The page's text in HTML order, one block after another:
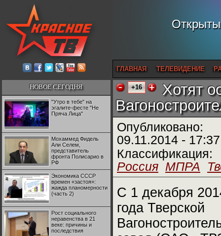
ГЛАВНАЯ ТЕЛЕВИДЕНИЕ
НОВОЕ СЕГОДНЯ
"Утро в тебе" на
эгалите-фесте "Не
Пряча Лица"
Мохаммед Фидель
Али Селем,
представитель
фронта Полисарио в
РФ
Экономика СССР
времен «застоя»:
жажда планомерности
(часть 2)
Рост социального
неравенства в 21
веке: причины и
последствия
+16
Хотят
Опубликовано:
09.11.2014 - 17:37
Классификация:
Россия МПРА
С 1 декабря
года Тверской